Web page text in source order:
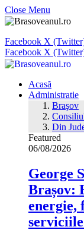
Close Menu
Facebook X
Facebook X
Acasă
Administratie
Braşov
Din
Featured
06/08/2026
George
Brașov:
energie,